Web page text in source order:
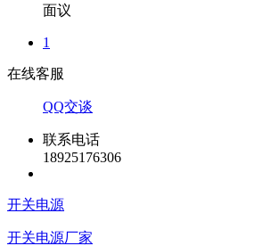
面议
1
在线客服
QQ交谈
联系电话
18925176306
开关电源
开关电源厂家